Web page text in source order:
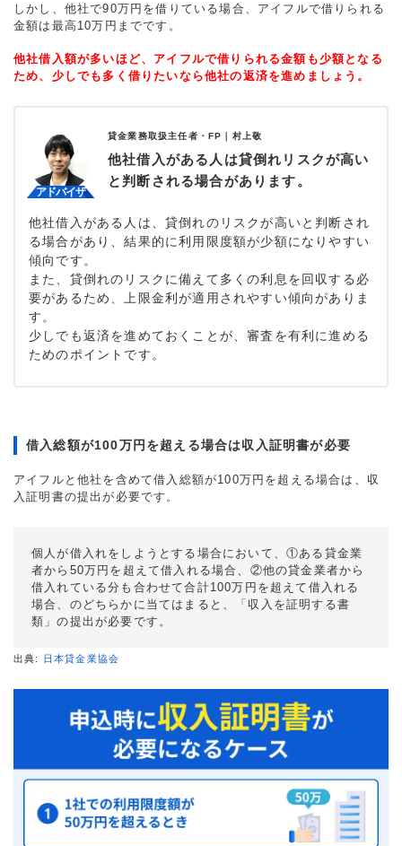
しかし、他社で90万円を借りている場合、アイフルで借りられる
金額は最高10万円までです。
他社借入額が多いほど、アイフルで借りられる金額も少額となる
ため、少しでも多く借りたいなら他社の返済を進めましょう。
貸金業務取扱主任者・FP｜ 村上敬
他社借入がある人は貸倒れリスクが高い
と判断される場合があります。
他社借入がある人は、貸倒れのリスクが高いと判断され
る場合があり、結果的に利用限度額が少額になりやすい
傾向です。
また、貸倒れのリスクに備えて多くの利息を回収する必
要があるため、上限金利が適用されやすい傾向がありま
す。
少しでも返済を進めておくことが、審査を有利に進める
ためのポイントです。
借入総額が100万円を超える場合は収入証明書が必要
アイフルと他社を含めて借入総額が100万円を超える場合は、収
入証明書の提出が必要です。
個人が借入れをしようとする場合において、①ある貸金業
者から50万円を超えて借入れる場合、②他の貸金業者から
借入れている分も合わせて合計100万円を超えて借入れる
場合、のどちらかに当てはまると、「収入を証明する書
類」の提出が必要です。
出典: 日本貸金業協会